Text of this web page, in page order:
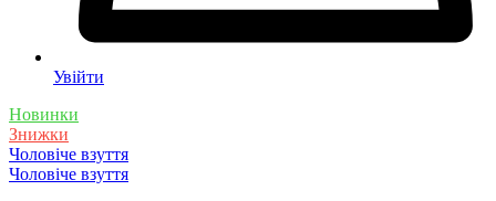
Увійти
Новинки
Знижки
Чоловіче взуття
Чоловіче взуття